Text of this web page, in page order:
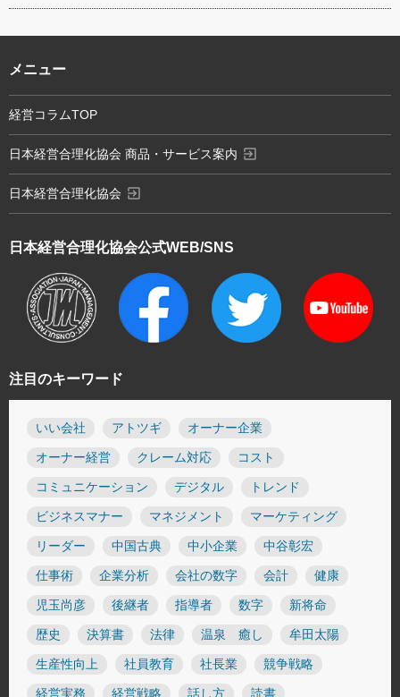
注目のキーワード
いい会社 アトツギ オーナー企業
オーナー経営 クレーム対応 コスト
コミュニケーション デジタル トレンド
ビジネスマナー マネジメント マーケティング
リーダー 中国古典 中小企業 中谷彰宏
仕事術 企業分析 会社の数字 会計 健康
児玉尚彦 後継者 指導者 数字 新将命
歴史 決算書 法律 温泉 癒し 牟田太陽
生産性向上 社員教育 社長業 競争戦略
経営実務 経営戦略 話し方 読書
日本経営合理化協会公式WEB/SNS
メニュー
経営コラムTOP
日本経営合理化協会 商品・サービス案内 exit_to_app
日本経営合理化協会 exit_to_app